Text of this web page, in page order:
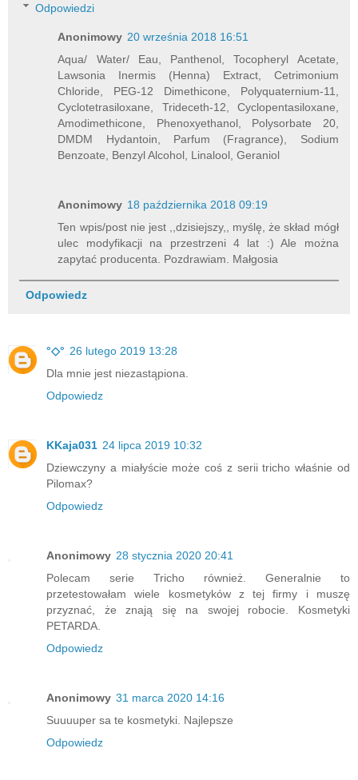
Odpowiedzi
Anonimowy 20 września 2018 16:51
Aqua/ Water/ Eau, Panthenol, Tocopheryl Acetate,
Lawsonia Inermis (Henna) Extract, Cetrimonium
Chloride, PEG-12 Dimethicone, Polyquaternium-11,
Cyclotetrasiloxane, Trideceth-12, Cyclopentasiloxane,
Amodimethicone, Phenoxyethanol, Polysorbate 20,
DMDM Hydantoin, Parfum (Fragrance), Sodium
Benzoate, Benzyl Alcohol, Linalool, Geraniol
Anonimowy 18 października 2018 09:19
Ten wpis/post nie jest ,,dzisiejszy,, myślę, że skład mógł
ulec modyfikacji na przestrzeni 4 lat :) Ale można
zapytać producenta. Pozdrawiam. Małgosia
Odpowiedz
°◇° 26 lutego 2019 13:28
Dla mnie jest niezastąpiona.
Odpowiedz
KKaja031 24 lipca 2019 10:32
Dziewczyny a miałyście może coś z serii tricho właśnie od
Pilomax?
Odpowiedz
Anonimowy 28 stycznia 2020 20:41
Polecam serie Tricho również. Generalnie to
przetestowałam wiele kosmetyków z tej firmy i muszę
przyznać, że znają się na swojej robocie. Kosmetyki
PETARDA.
Odpowiedz
Anonimowy 31 marca 2020 14:16
Suuuuper sa te kosmetyki. Najlepsze
Odpowiedz